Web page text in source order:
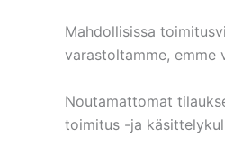
Mahdollisissa
varastoltamme, emme
Noutamattomat
toimitus -ja